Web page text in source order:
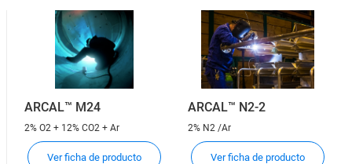
ARCAL™ M24
2% O2 + 12% CO2 + Ar
Ver ficha de producto
ARCAL™ N2-2
2% N2 /Ar
Ver ficha de producto